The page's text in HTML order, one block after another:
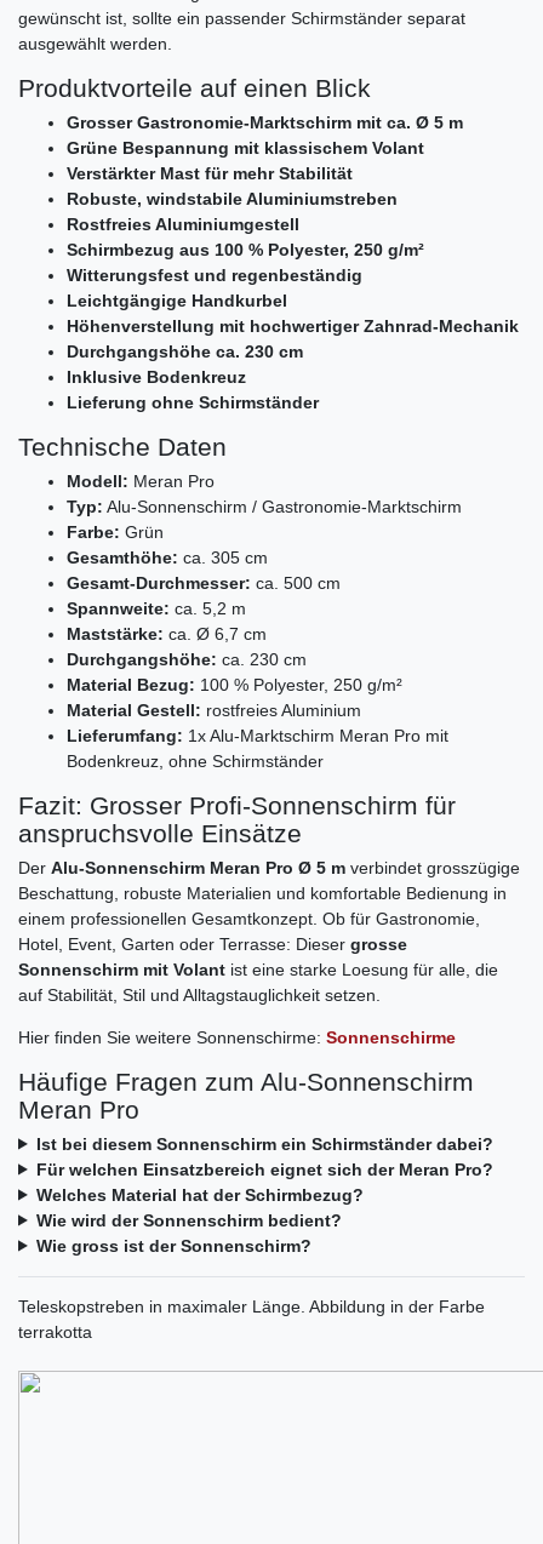
gewünscht ist, sollte ein passender Schirmständer separat
ausgewählt werden.
Produktvorteile auf einen Blick
Grosser Gastronomie-Marktschirm mit ca. Ø 5 m
Grüne Bespannung mit klassischem Volant
Verstärkter Mast für mehr Stabilität
Robuste, windstabile Aluminiumstreben
Rostfreies Aluminiumgestell
Schirmbezug aus 100 % Polyester, 250 g/m²
Witterungsfest und regenbeständig
Leichtgängige Handkurbel
Höhenverstellung mit hochwertiger Zahnrad-Mechanik
Durchgangshöhe ca. 230 cm
Inklusive Bodenkreuz
Lieferung ohne Schirmständer
Technische Daten
Modell: Meran Pro
Typ: Alu-Sonnenschirm / Gastronomie-Marktschirm
Farbe: Grün
Gesamthöhe: ca. 305 cm
Gesamt-Durchmesser: ca. 500 cm
Spannweite: ca. 5,2 m
Maststärke: ca. Ø 6,7 cm
Durchgangshöhe: ca. 230 cm
Material Bezug: 100 % Polyester, 250 g/m²
Material Gestell: rostfreies Aluminium
Lieferumfang: 1x Alu-Marktschirm Meran Pro mit
Bodenkreuz, ohne Schirmständer
Fazit: Grosser Profi-Sonnenschirm für
anspruchsvolle Einsätze
Der Alu-Sonnenschirm Meran Pro Ø 5 m verbindet grosszügige
Beschattung, robuste Materialien und komfortable Bedienung in
einem professionellen Gesamtkonzept. Ob für Gastronomie,
Hotel, Event, Garten oder Terrasse: Dieser grosse
Sonnenschirm mit Volant ist eine starke Loesung für alle, die
auf Stabilität, Stil und Alltagstauglichkeit setzen.
Hier finden Sie weitere Sonnenschirme: Sonnenschirme
Häufige Fragen zum Alu-Sonnenschirm
Meran Pro
Ist bei diesem Sonnenschirm ein Schirmständer dabei?
Für welchen Einsatzbereich eignet sich der Meran Pro?
Welches Material hat der Schirmbezug?
Wie wird der Sonnenschirm bedient?
Wie gross ist der Sonnenschirm?
Teleskopstreben in maximaler Länge. Abbildung in der Farbe
terrakotta